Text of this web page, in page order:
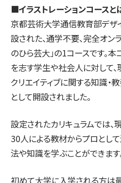
■イラストレーションコースと
京都芸術大学通信教育部デザ
設された、通学不要、完全オン
のひら芸大」の1コースです。
を志す学生や社会人に対して
クリエイティブに関する知識・
として開設されました。
設定されたカリキュラムでは、
30人による教材からプロとし
法や知識を学ぶことができます
初めて大学に入学される方は